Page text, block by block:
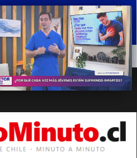
NOTICIERO POLÍTICA